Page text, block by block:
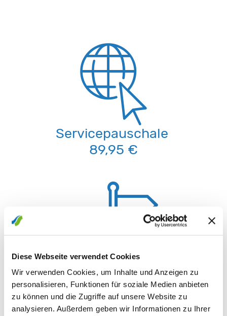
Diese Webseite verwendet Cookies
Wir verwenden Cookies, um Inhalte und Anzeigen zu
personalisieren, Funktionen für soziale Medien anbieten
zu können und die Zugriffe auf unsere Website zu
analysieren. Außerdem geben wir Informationen zu Ihrer
Servicepauschale
89,95 €
Anfahrt in Schweinfurt 25 €